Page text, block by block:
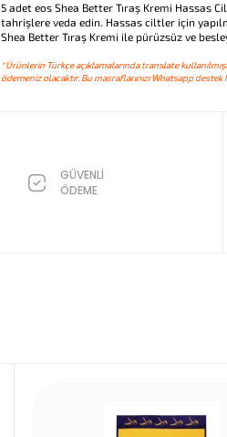
5 adet eos Shea Better Tıraş Kremi Hassas
tahrişlere veda edin. Hassas ciltler için
Shea Better Tıraş Kremi ile pürüzsüz ve
*Ürünlerin Türkçe açıklamalarında translate
ödemeniz olacaktır. Bu masraflarınızı Whatsapp
GÜVENLİ
ÖDEME